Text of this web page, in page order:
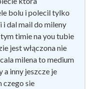
bolu i polecil tylko
i dal mail do mileny
timie na you tubie
jest włączona nie
milena to medium
a inny jeszcze je
czego sie